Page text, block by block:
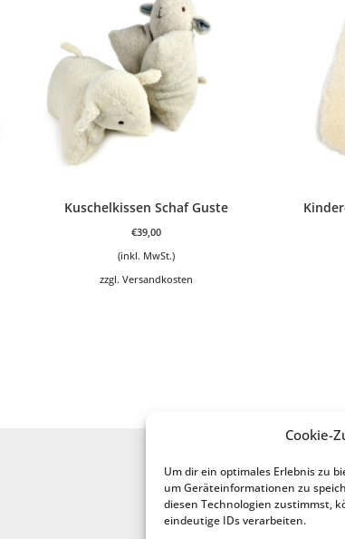
Cookie-
Um dir ein optimales Erlebnis zu
um Geräteinformationen zu
diesen Technologien zustimmst,
eindeutige IDs verarbeiten.
Kuschelkissen Schaf Guste
€39,00
(inkl. MwSt.)
zzgl.Versandkosten
Anfertigung aus
Geschenk-Gutschein